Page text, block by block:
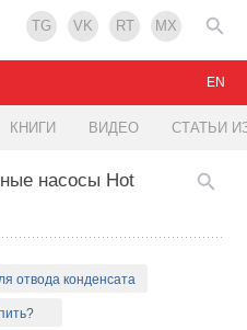
TG VK RT MX
КНИГИ ВИДЕО СТАТЬИ
EN
насосы Hot
отвода конденсата